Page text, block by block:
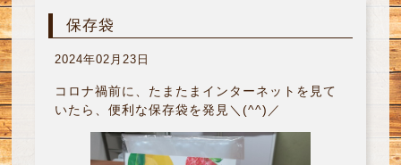
保存袋
2024年02月23日
コロナ禍前に、たまたまインターネットを見て
いたら、便利な保存袋を発見＼(^^)／